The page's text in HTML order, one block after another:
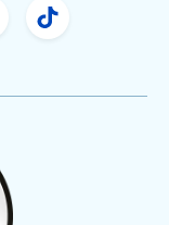
Insurance
de Freeway
TikTok